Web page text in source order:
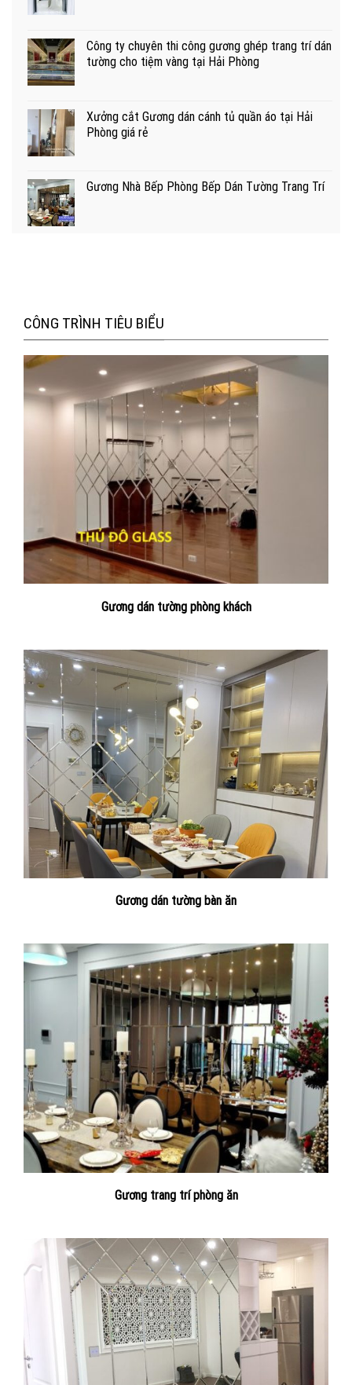
Công ty chuyên thi công gương ghép trang trí dán
tường cho tiệm vàng tại Hải Phòng
Xưởng cắt Gương dán cánh tủ quần áo tại Hải
Phòng giá rẻ
Gương Nhà Bếp Phòng Bếp Dán Tường Trang Trí
CÔNG TRÌNH TIÊU BIỂU
Gương dán tường phòng khách
Gương dán tường bàn ăn
Gương trang trí phòng ăn